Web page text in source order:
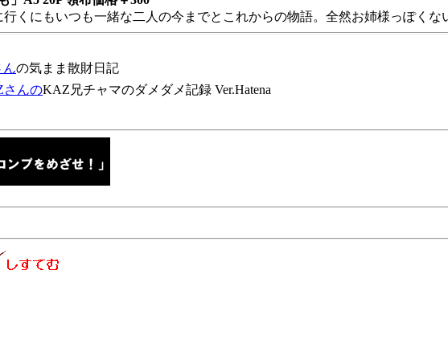
くにもいつも一緒な二人の今までとこれからの物語。全然お姉様っぽくな
んの気まま散財日記
さんのKAZ兄チャマのダメダメ記録 Ver.Hatena